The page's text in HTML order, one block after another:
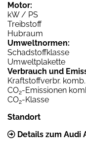
Motor:
kW / PS
Treibstoff
Hubraum
Umweltnormen:
Schadstoffklasse
Umweltplakette
Verbrauch und
Kraftstoffverbr. komb.
CO2-Emissionen
CO2-Klasse
Standort
Details zum Audi